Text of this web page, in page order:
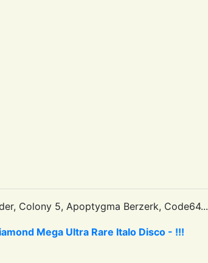
Colony 5, Apoptygma Berzerk, Code64...
Mega Ultra Rare Italo Disco - !!!